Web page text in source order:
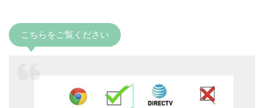
こちらをご覧ください